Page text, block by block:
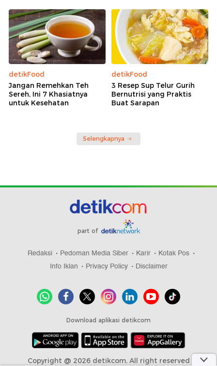
detikFood
Jangan Remehkan Teh
Sereh, Ini 7 Khasiatnya
untuk Kesehatan
detikFood
3 Resep Sup Telur Gurih
Bernutrisi yang Praktis
Buat Sarapan
Selengkapnya
part of
Redaksi Pedoman Media Siber Karir
Kotak Pos
Info Iklan
Privacy Policy Disclaimer
Download aplikasi detikcom
Copyright @ 2026 detikcom, All right reserved